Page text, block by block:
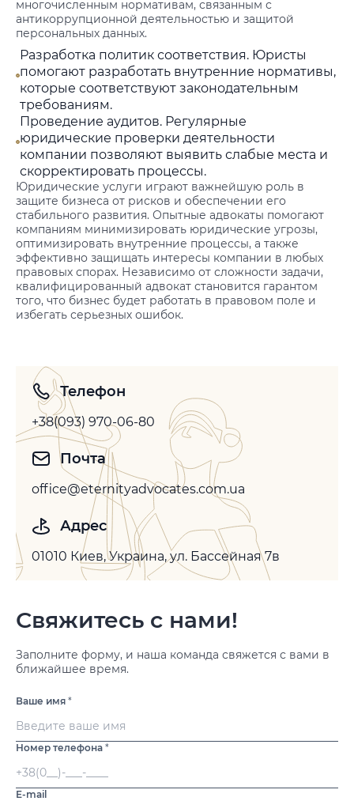
многочисленным нормативам, связанным с
антикоррупционной деятельностью и защитой
персональных данных.
Разработка политик соответствия. Юристы
помогают разработать внутренние нормативы,
которые соответствуют законодательным
требованиям.
Проведение аудитов. Регулярные
юридические проверки деятельности
компании позволяют выявить слабые места и
скорректировать процессы.
Юридические услуги играют важнейшую роль в
защите бизнеса от рисков и обеспечении его
стабильного развития. Опытные адвокаты помогают
компаниям минимизировать юридические угрозы,
оптимизировать внутренние процессы, а также
эффективно защищать интересы компании в любых
правовых спорах. Независимо от сложности задачи,
квалифицированный адвокат становится гарантом
того, что бизнес будет работать в правовом поле и
избегать серьезных ошибок.
Телефон
+38(093) 970-06-80
Почта
office@eternityadvocates.com.ua
Адрес
01010 Киев, Украина, ул. Бассейная 7в
Свяжитесь с нами!
Заполните форму, и наша команда свяжется с вами в
ближайшее время.
Ваше имя *
Номер телефона *
E-mail